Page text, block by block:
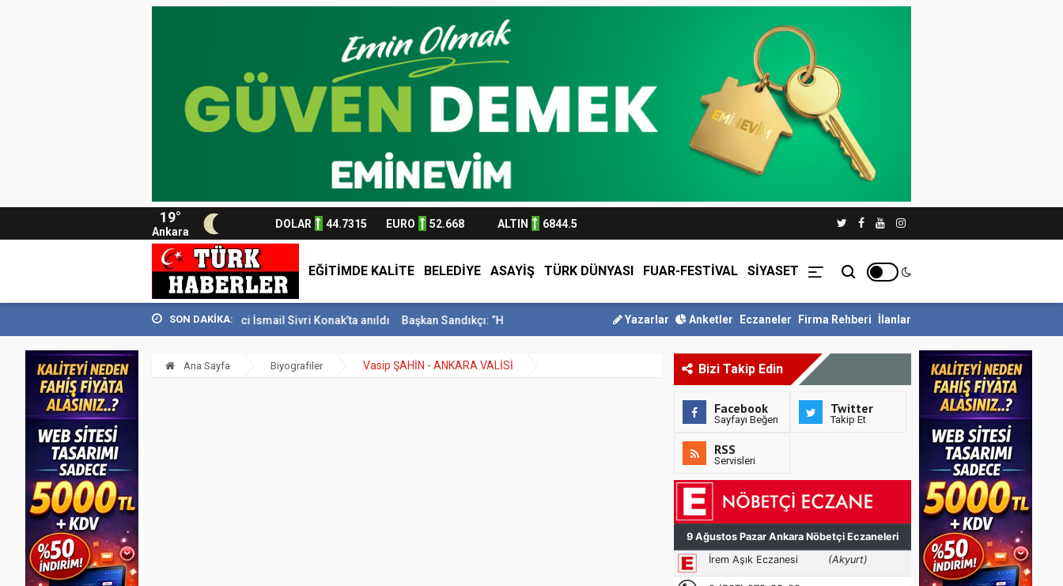
19°
Ankara
DOLAR 44.7315 EURO 52.668 ALTIN 6844.5
EĞİTİMDE KALİTE BELEDİYE ASAYİŞ TÜRK DÜNYASI FUAR-FESTİVAL SİYASET
SON DAKİKA:
Usta Gazeteci İsmail Sivri Konak’ta anıldı Başkan Sandıkçı: ”Hemşehrilerimizle olan güçl... Başkan Altay Umre Ödüllü Siyer Yarışmasını Ka... İnegöl Belediyesi Çevre
Yazarlar Anketler Eczaneler Firma Rehberi İlanlar
Ana Sayfa Biyografiler Vasip ŞAHİN - ANKARA VALİSİ Bizi Takip Edin
Facebook
Sayfayı Beğen
Twitter
Takip Et
RSS
Servisleri